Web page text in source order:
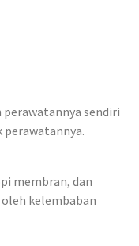
sendiri
membran, dan
kelembaban